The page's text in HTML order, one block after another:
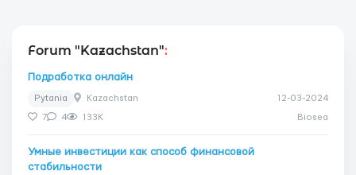
Forum "Kazachstan":
Подработка онлайн
Pytania Kazachstan 12-03-2024
7 4 133K Biosea
Умные инвестиции как способ финансовой
стабильности